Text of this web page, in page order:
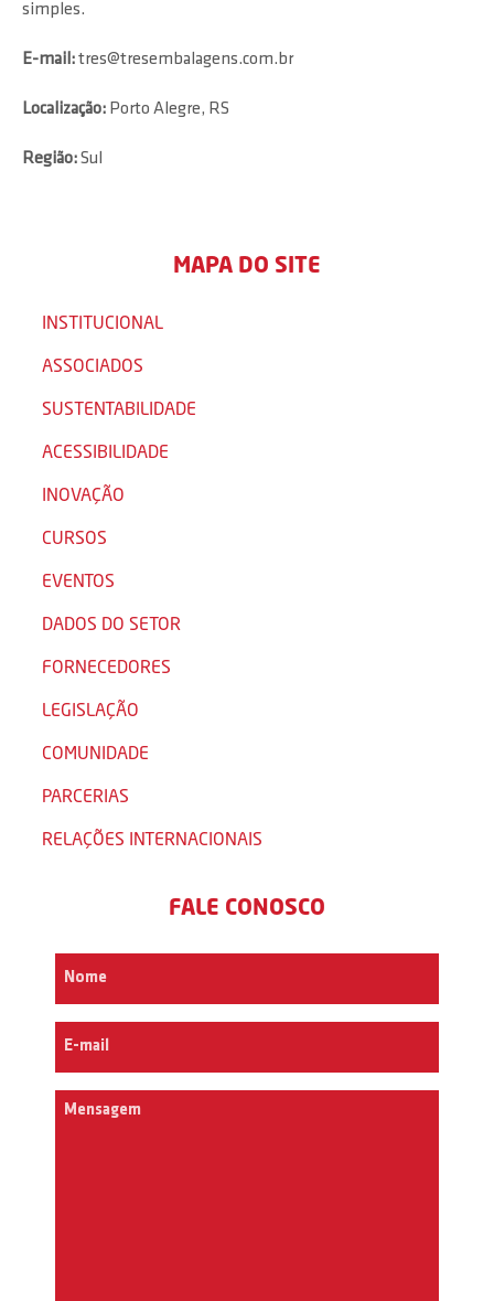
simples.
E-mail:tres@tresembalagens.com.br
Localização: Porto Alegre, RS
Região:Sul
MAPA DO SITE
INSTITUCIONAL
ASSOCIADOS
SUSTENTABILIDADE
ACESSIBILIDADE
INOVAÇÃO
CURSOS
EVENTOS
DADOS DO SETOR
FORNECEDORES
LEGISLAÇÃO
COMUNIDADE
PARCERIAS
RELAÇÕES INTERNACIONAIS
FALE CONOSCO